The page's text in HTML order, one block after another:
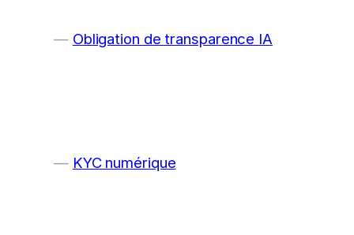
Obligation de transparence IA
KYC numérique